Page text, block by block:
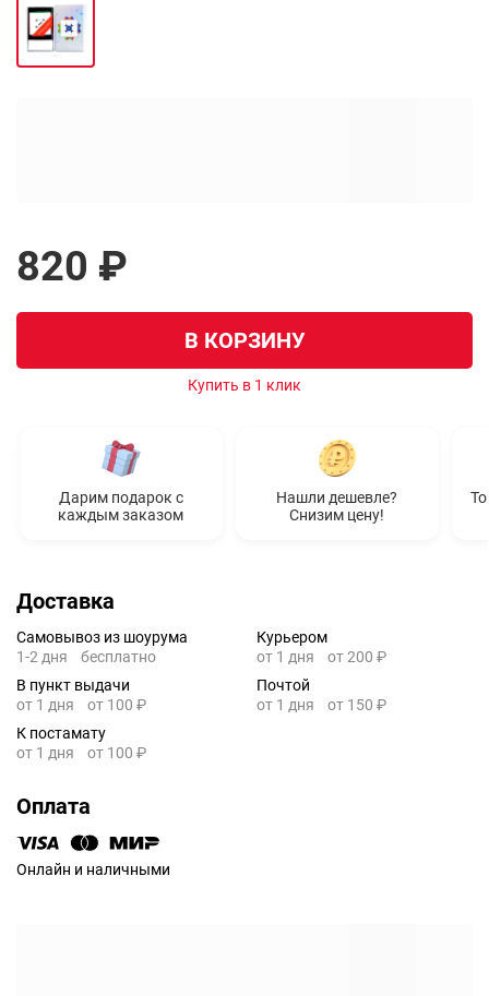
820 ₽
В КОРЗИНУ
Купить в 1 клик
Дарим подарок с
каждым заказом
Нашли дешевле?
Снизим цену!
Доставка
Самовывоз из шоурума
1-2 дня
бесплатно
Курьером
от 1 дня
от 200 ₽
В пункт выдачи
от 1 дня
от 100 ₽
Почтой
от 1 дня
от 150 ₽
К постамату
от 1 дня
от 100 ₽
Оплата
Онлайн и наличными